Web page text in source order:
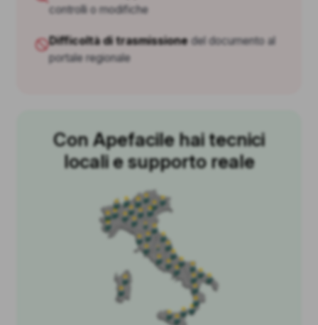
controlli o modifiche
Difficoltà di trasmissionedel documento al
portale regionale
Con Apefacile hai tecnici
locali e supporto reale